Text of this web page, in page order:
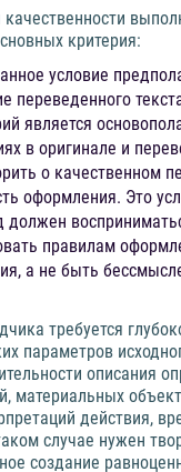
критерия:
условие
переведенного
является
в оригинале и
о качественном
оформления. Это
должен
правилам
а не быть
требуется
параметров
описания
материальных
действия,
случае нужен
создание